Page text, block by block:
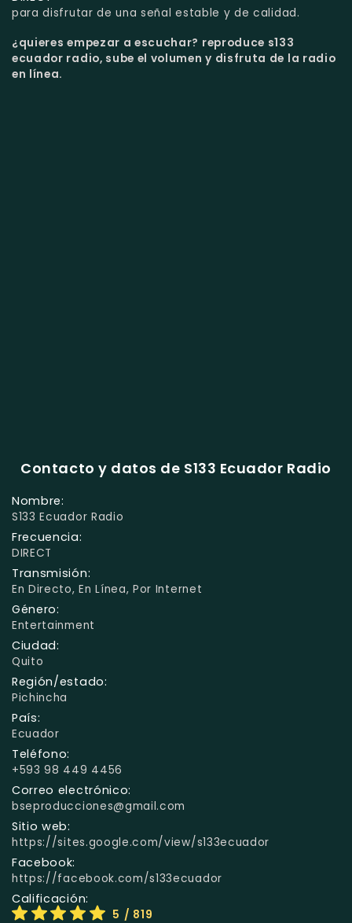
para disfrutar de una señal estable y de calidad.
¿quieres empezar a escuchar? reproduce s133
ecuador radio, sube el volumen y disfruta de la radio
en línea.
Contacto y datos de S133 Ecuador Radio
Nombre:
S133 Ecuador Radio
Frecuencia:
DIRECT
Transmisión:
En Directo, En Línea, Por Internet
Género:
Entertainment
Ciudad:
Quito
Región/estado:
Pichincha
País:
Ecuador
Teléfono:
+593 98 449 4456
Correo electrónico:
bseproducciones@gmail.com
Sitio web:
https://sites.google.com/view/s133ecuador
Facebook:
https://facebook.com/s133ecuador
Calificación:
5 / 819